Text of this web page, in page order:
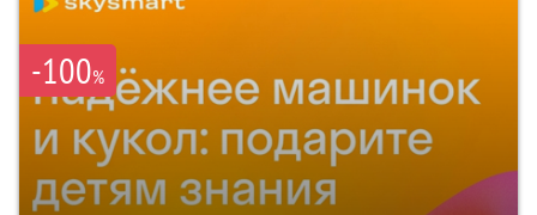
-100%